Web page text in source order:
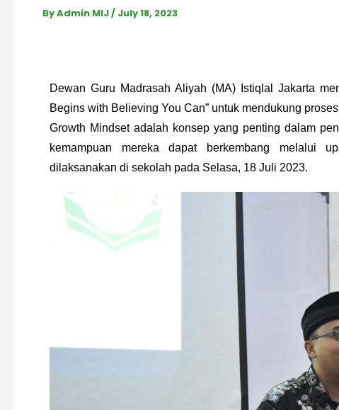
ByAdmin MIJ/ July 18, 2023
Dewan Guru Madrasah Aliyah (MA) Istiqlal Jakarta
Begins with Believing You Can” untuk mendukung
Growth Mindset adalah konsep yang penting dalam
kemampuan mereka dapat berkembang melalui
dilaksanakan di sekolah pada Selasa, 18 Juli 2023.